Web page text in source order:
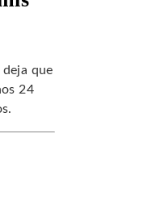
que
24